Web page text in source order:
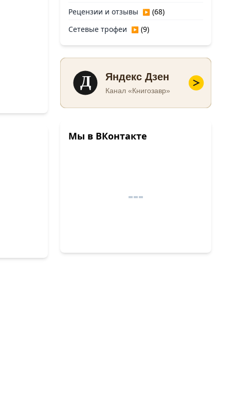
Рецензии и отзывы ▶ (68)
Сетевые трофеи ▶ (9)
Д Яндекс Дзен
Канал «Книгозавр»
Мы в ВКонтакте